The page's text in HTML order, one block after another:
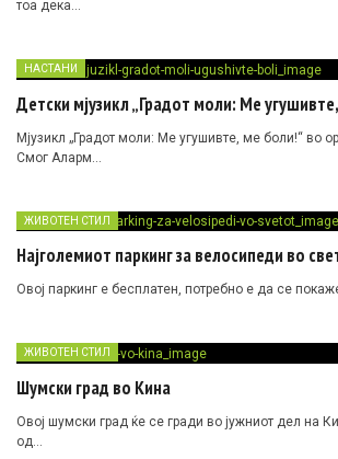
тоа дека…
НАСТАНИ
Детски мјузикл „Градот моли: Ме
Мјузикл „Градот моли: Ме угушивте, ме боли!“ во
Смог Аларм…
ЖИВОТЕН СТИЛ
Најголемиот паркинг за велосипеди во
Овој паркинг е бесплатен, потребно е да се
ЖИВОТЕН СТИЛ
Шумски град во Кина
Овој шумски град ќе се гради во јужниот дел на
од…